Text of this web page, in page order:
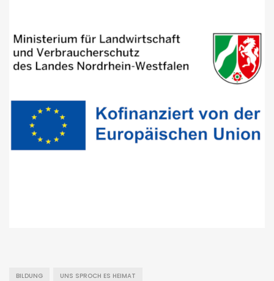
BILDUNG UNS SPROCH ES HEIMAT